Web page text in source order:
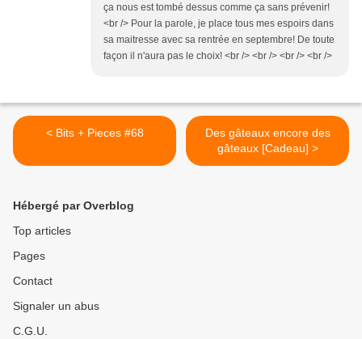
ça nous est tombé dessus comme ça sans prévenir!
<br /> Pour la parole, je place tous mes espoirs dans
sa maitresse avec sa rentrée en septembre! De toute
façon il n'aura pas le choix! <br /> <br /> <br /> <br />
< Bits + Pieces #68
Des gâteaux encore des
gâteaux [Cadeau] >
Hébergé par Overblog
Top articles
Pages
Contact
Signaler un abus
C.G.U.